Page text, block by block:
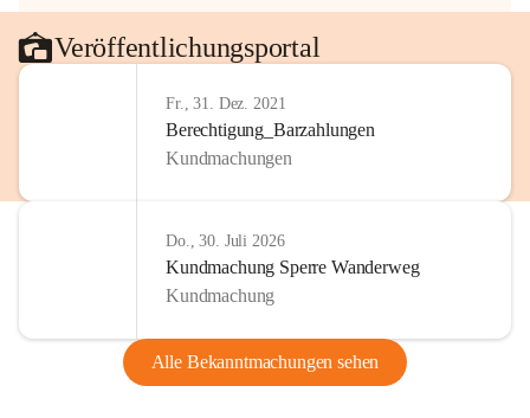
Veröffentlichungsportal
Fr., 31. Dez. 2021
Berechtigung_Barzahlungen
Kundmachungen
Do., 30. Juli 2026
Kundmachung Sperre Wanderweg
Kundmachung
Alle Bekanntmachungen sehen